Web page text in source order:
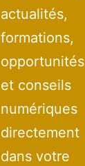
actualités,
formations,
opportunités
et conseils
numériques
directement
dans votre